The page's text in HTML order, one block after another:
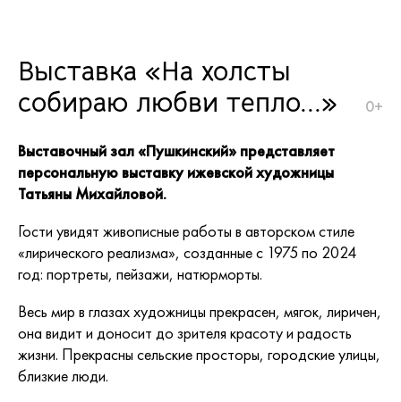
Выставка «На холсты
собираю любви тепло...»
0+
Выставочный зал «Пушкинский» представляет
персональную выставку ижевской художницы
Татьяны Михайловой.
Гости увидят живописные работы в авторском стиле
«лирического реализма», созданные с 1975 по 2024
год: портреты, пейзажи, натюрморты.
Весь мир в глазах художницы прекрасен, мягок, лиричен,
она видит и доносит до зрителя красоту и радость
жизни. Прекрасны сельские просторы, городские улицы,
близкие люди.